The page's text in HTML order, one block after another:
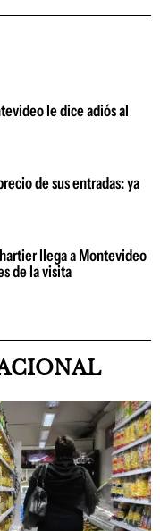
le dice adiós al
de sus entradas: ya
llega a Montevideo
de la visita